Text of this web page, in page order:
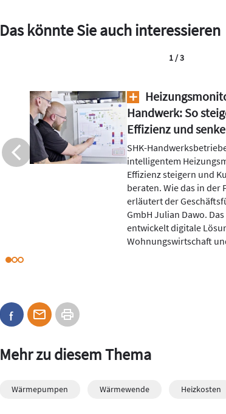
Das könnte Sie auch interessieren
Diese 5 Punkte
Wärmepumpen-
Sie kennen
Viele Stromanbieter
Tarife an. Ein
Verbraucherzentrale
Stromanbietern zeigt,
schwer vergleichbar
dem Marktcheck
2 / 3
Mehr zu diesem Thema
Wärmepumpen Wärmewende Heizkosten